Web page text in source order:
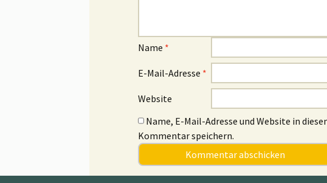
Name *
E-Mail-Adresse *
Website
Name, E-Mail-Adresse und Website in
Kommentar speichern.